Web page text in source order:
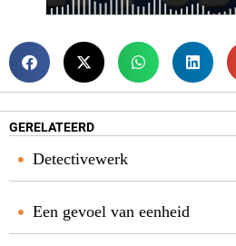
GERELATEERD
Detectivewerk
Een gevoel van eenheid